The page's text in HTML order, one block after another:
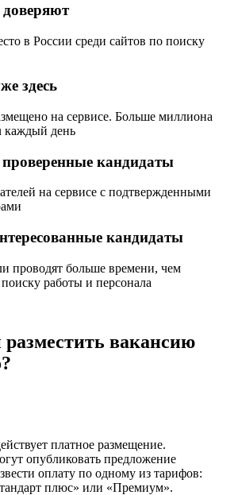
в России среди сайтов по поиску
здесь
на сервисе. Больше миллиона
каждый день
кандидаты
на сервисе с подтвержденными
кандидаты
проводят больше времени, чем
работы и персонала
вакансию
платное размещение.
опубликовать предложение
оплату по одному из тарифов:
плюс» или «Премиум».